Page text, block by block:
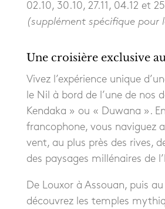
02.10, 30.10, 27.11, 04.12 et
(supplément spécifique pour
Une croisière exclusive
Vivez l’expérience unique
le Nil à bord de l’une de nos
Kendaka » ou « Duwana ».
francophone, vous naviguez
vent, au plus près des rives,
des paysages millénaires de
De Louxor à Assouan, puis
découvrez les temples